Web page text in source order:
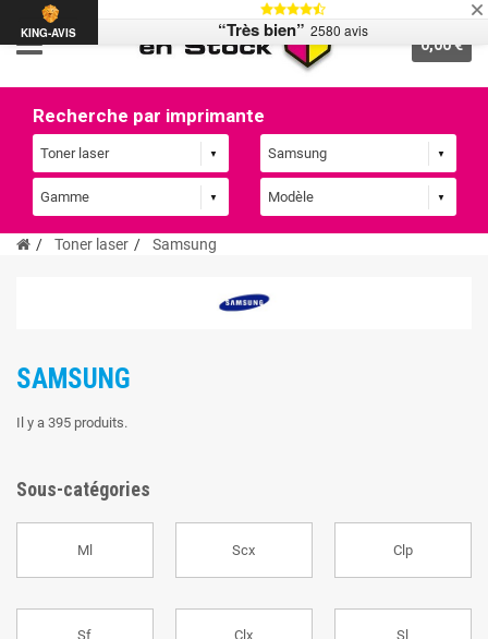
0,00 €
Recherche par imprimante
Toner laser Samsung
SAMSUNG
Il y a 395 produits.
Sous-catégories
Ml Scx Clp
Sf Clx Sl
KING-AVIS “Très bien” 2580 avis